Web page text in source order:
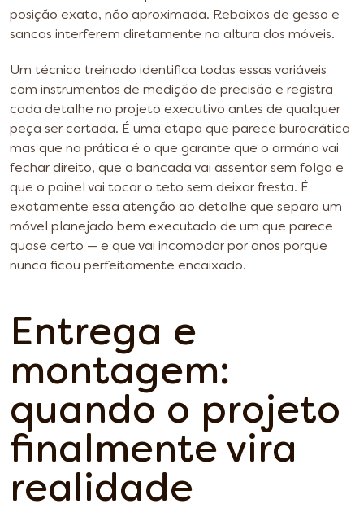
posição exata, não aproximada. Rebaixos de gesso e
sancas interferem diretamente na altura dos móveis.
Um técnico treinado identifica todas essas variáveis
com instrumentos de medição de precisão e registra
cada detalhe no projeto executivo antes de qualquer
peça ser cortada. É uma etapa que parece burocrática
mas que na prática é o que garante que o armário vai
fechar direito, que a bancada vai assentar sem folga e
que o painel vai tocar o teto sem deixar fresta. É
exatamente essa atenção ao detalhe que separa um
móvel planejado bem executado de um que parece
quase certo — e que vai incomodar por anos porque
nunca ficou perfeitamente encaixado.
Entrega e
montagem:
quando o projeto
finalmente vira
realidade